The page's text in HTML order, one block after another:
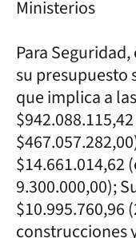
Ministerios
Para
su presupuesto
que implica a
$14.661.014,62
9.300.000,00);
$10.995.760,96
construcciones